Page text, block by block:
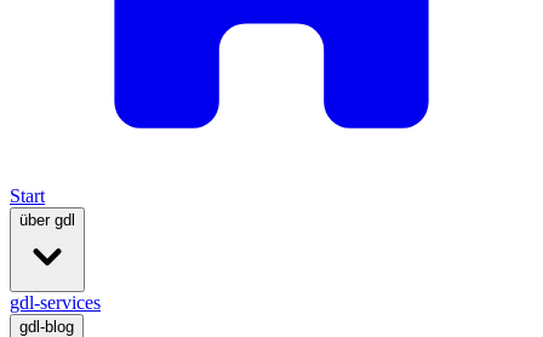
Start
über gdl
gdl-services
gdl-blog